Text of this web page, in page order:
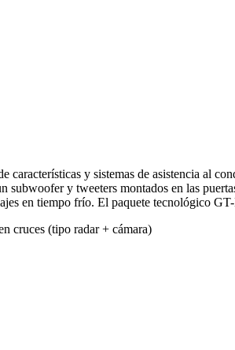
y sistemas de asistencia al
y tweeters montados en las
en tiempo frío. El paquete tecnológico
cruces (tipo radar + cámara)